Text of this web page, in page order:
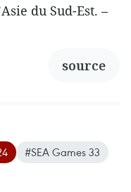
du Sud-Est. –
source
#SEA Games 33